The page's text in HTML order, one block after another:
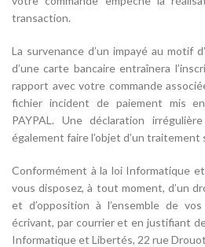
transaction.
La survenance d’un impayé au motif
d’une carte bancaire entraînera
rapport avec votre commande
fichier incident de paiement mis
PAYPAL. Une déclaration
également faire l’objet d’un traitement
Conformément à la loi Informatique
vous disposez, à tout moment, d’un
et d’opposition à l’ensemble de
écrivant, par courrier et en justifiant
Informatique et Libertés, 22 rue